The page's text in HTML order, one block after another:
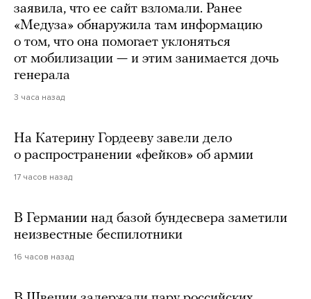
заявила, что ее сайт взломали. Ранее
«Медуза» обнаружила там информацию
о том, что она помогает уклоняться
от мобилизации — и этим занимается дочь
генерала
3 часа назад
На Катерину Гордееву завели дело
о распространении «фейков» об армии
17 часов назад
В Германии над базой бундесвера заметили
неизвестные беспилотники
16 часов назад